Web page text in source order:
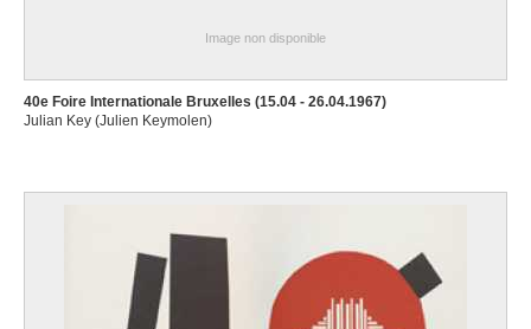
Image non disponible
40e Foire Internationale Bruxelles (15.04 - 26.04.1967)
Julian Key (Julien Keymolen)